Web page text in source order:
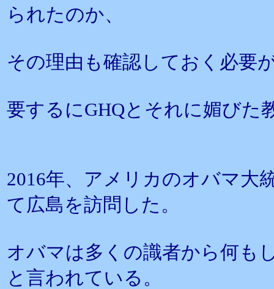
られたのか、
その理由も確認しておく必要
要するにGHQとそれに媚びた
2016年、アメリカのオバマ大
て広島を訪問した。
オバマは多くの識者から何も
と言われている。